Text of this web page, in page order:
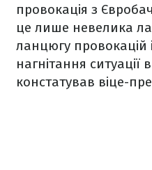
провокація з
це лише невелика
ланцюгу провокацій
нагнітання ситуації
констатував віце-